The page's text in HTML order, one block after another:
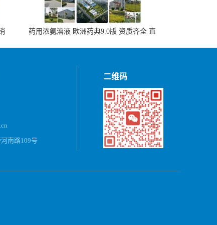
药用浓氨溶液 欧洲药典9.0版 资质齐全 直
南路109号
二维码